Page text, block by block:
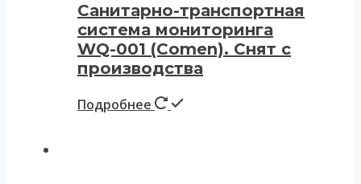
Санитарно-транспортная
система мониторинга
WQ-001 (Comen). Снят с
производства
Подробнее